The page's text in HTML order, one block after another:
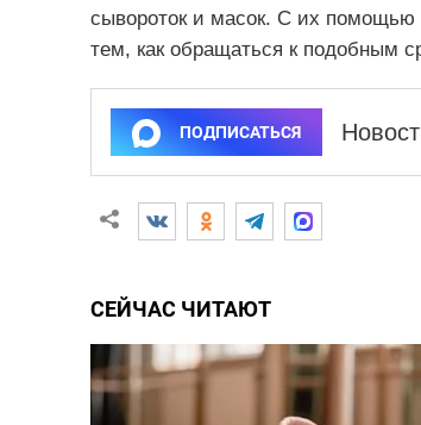
сывороток и масок. С их помощью
тем, как обращаться к подобным
ПОДПИСАТЬСЯ
СЕЙЧАС ЧИТАЮТ